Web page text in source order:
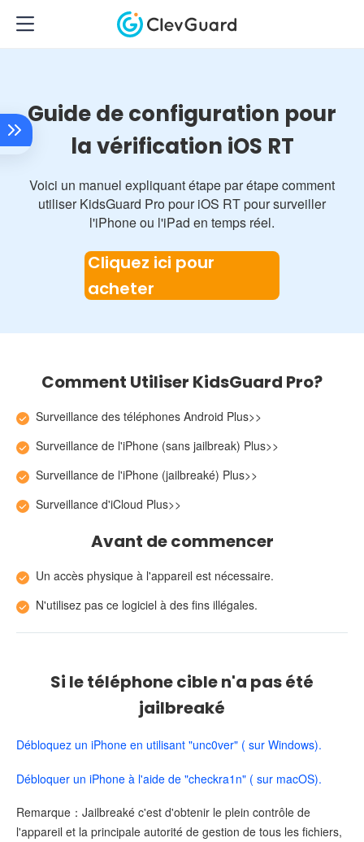
Guide de configuration pour
la vérification iOS RT
Voici un manuel expliquant étape par étape comment
utiliser KidsGuard Pro pour iOS RT pour surveiller
l'iPhone ou l'iPad en temps réel.
Cliquez ici pour
acheter
Comment Utiliser KidsGuard Pro?
Surveillance des téléphones Android Plus>>
Surveillance de l'iPhone (sans jailbreak) Plus>>
Surveillance de l'iPhone (jailbreaké) Plus>>
Surveillance d'iCloud Plus>>
Avant de commencer
Un accès physique à l'appareil est nécessaire.
N'utilisez pas ce logiciel à des fins illégales.
Si le téléphone cible n'a pas été
jailbreaké
Débloquez un iPhone en utilisant "unc0ver" ( sur Windows).
Débloquer un iPhone à l'aide de "checkra1n" ( sur macOS).
Remarque：Jailbreaké c'est d'obtenir le plein contrôle de
l'appareil et la principale autorité de gestion de tous les fichiers,